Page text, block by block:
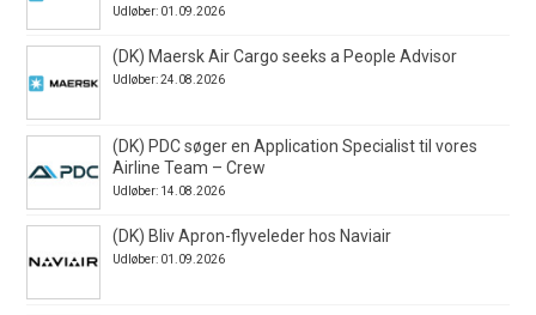
Udløber: 01.09.2026
(DK) Maersk Air Cargo seeks a People Advisor
Udløber: 24.08.2026
(DK) PDC søger en Application Specialist til vores
Airline Team – Crew
Udløber: 14.08.2026
(DK) Bliv Apron-flyveleder hos Naviair
Udløber: 01.09.2026